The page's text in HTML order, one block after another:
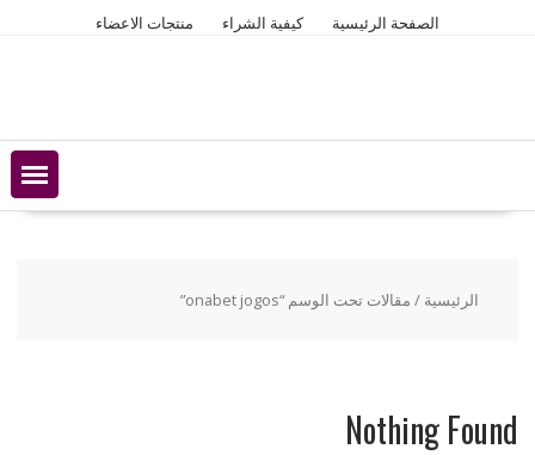
الصفحة الرئيسية كيفية الشراء منتجات الاعضاء
الرئيسية / مقالات تحت الوسم “onabet jogos”
Nothing Found